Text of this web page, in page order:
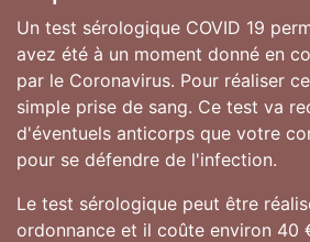
Un test sérologique COVID 19
avez été à un moment donné en
par le Coronavirus. Pour réaliser
simple prise de sang. Ce test va
d'éventuels anticorps que votre
pour se défendre de l'infection.
Le test sérologique peut être
ordonnance et il coûte environ 40